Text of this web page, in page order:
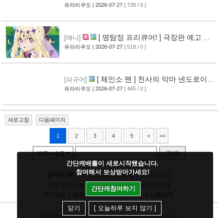
그림 공개
[14]
유라리쿠오 | 2026-07-27 [ 739 / 0 ]
[애니]
[ 명탐정 프리큐어! ] 극장판 예고 영
상 공개
[10]
유라리쿠오 | 2026-07-27 [ 518 / 0 ]
[피규어]
[ 체인소 맨 ] 천사의 악마 넨도로이드
공개 [11]
유라리쿠오 | 2026-07-27 [ 465 / 0 ]
새로고침 다음페이지
1 2 3 4 5 > >>
제목+내용 검색
|다크모드|건의사항|이미지신고
캐릭건의|기타디비|
클론신고|정지/패널티문의 H I X
Copyright
CHUINGCommunications.
All rights reserved. Mail to chuinghelp@gmail.com
간단캐배틀이 새로시작됐습니다.
참여해서 보상받아가세요!
간단캐참여하기
닫기 [ 오늘하루 보지 않기 ]